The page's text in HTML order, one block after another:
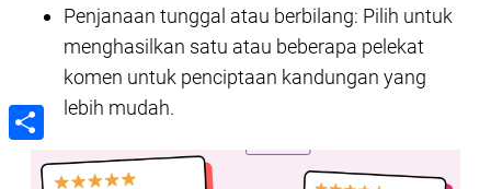
Penjanaan tunggal atau berbilang: Pilih untuk
menghasilkan satu atau beberapa pelekat
komen untuk penciptaan kandungan yang
lebih mudah.
Share